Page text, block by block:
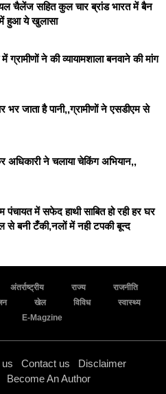
चैलेंज सहित कुल चार ब्रांड भारत में बैन
हुआ ये खुलासा
ने की व्यायामशाला बनवाने की मांग
भर जाता है पानी,,ग्रामीणों ने एसडीएम से
अधिकारी ने चलाया चेकिंग अभियान,,
पंचायत में सफेद हाथी साबित हो रही हर घर
से बनी टँकी,नलों में नही टपकी बून्द
अंतर्राष्ट्रीय राज्य
राजनीति
खेल विविध
स्वास्थ्य
E-Magzine
Contact us
Disclaimer
Become An Author